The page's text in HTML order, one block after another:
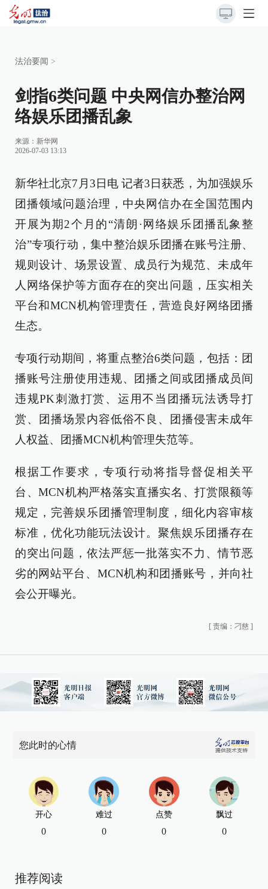
法治要闻 >
剑指6类问题 中央网信办整治网
络娱乐团播乱象
来源： 新华网
2026-07-03 13:13
新华社北京7月3日电 记者3日获悉，为加强娱乐
团播领域问题治理，中央网信办在全国范围内
开展为期2个月的“清朗·网络娱乐团播乱象整
治”专项行动，集中整治娱乐团播在账号注册、
规则设计、场景设置、成员行为规范、未成年
人网络保护等方面存在的突出问题，压实相关
平台和MCN机构管理责任，营造良好网络团播
生态。
专项行动期间，将重点整治6类问题，包括：团
播账号注册使用违规、团播之间或团播成员间
违规PK刺激打赏、运用不当团播玩法诱导打
赏、团播场景内容低俗不良、团播侵害未成年
人权益、团播MCN机构管理失范等。
根据工作要求，专项行动将指导督促相关平
台、MCN机构严格落实直播实名、打赏限额等
规定，完善娱乐团播管理制度，细化内容审核
标准，优化功能玩法设计。聚焦娱乐团播存在
的突出问题，依法严惩一批落实不力、情节恶
劣的网站平台、MCN机构和团播账号，并向社
会公开曝光。
[ 责编：刁慈 ]
您此时的心情
开心
0
难过
0
点赞
0
飘过
0
推荐阅读